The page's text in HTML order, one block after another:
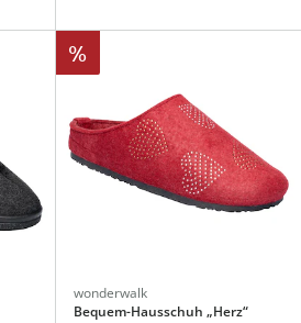
%
wonderwalk
Bequem-Hausschuh „Herz“